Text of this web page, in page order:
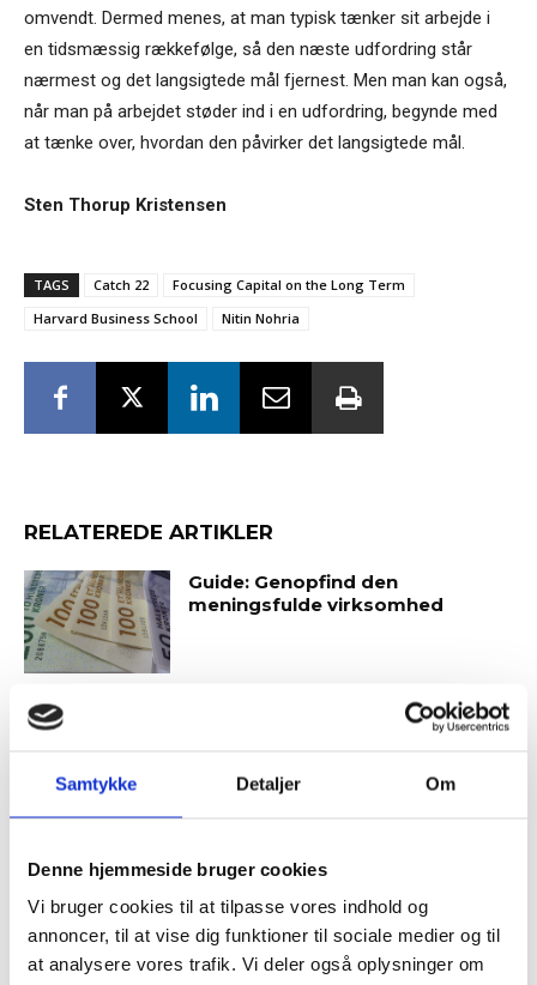
Samtykke Detaljer Om
Denne hjemmeside bruger cookies
Vi bruger cookies til at tilpasse vores indhold og
annoncer, til at vise dig funktioner til sociale medier og til
at analysere vores trafik. Vi deler også oplysninger om
omvendt. Dermed menes, at man typisk tænker sit arbejde i
en tidsmæssig rækkefølge, så den næste udfordring står
nærmest og det langsigtede mål fjernest. Men man kan også,
når man på arbejdet støder ind i en udfordring, begynde med
at tænke over, hvordan den påvirker det langsigtede mål.
Sten Thorup Kristensen
TAGS Catch 22
Focusing Capital on the Long Term
Harvard Business School
Nitin Nohria
RELATEREDE ARTIKLER
Guide: Genopfind den
meningsfulde virksomhed
I årtier har debatten om bestyrelsen skulle have kortsigtet
Tilmeld dig vores
nyhedsbrev
– og modtag Ole Borchs bog
“Succes i en dansk bestyrelse”